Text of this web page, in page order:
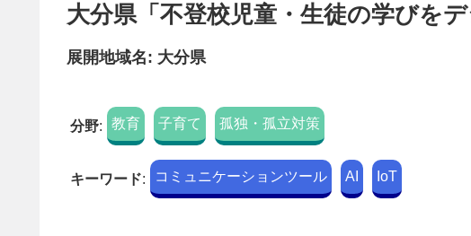
大分県「不登校児童・生徒の学びを
展開地域名: 大分県
分野: 教育 子育て 孤独・孤立対策
キーワード: コミュニケーションツール AI IoT